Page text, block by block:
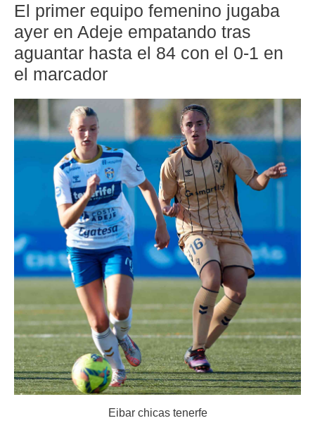
El primer equipo femenino jugaba
ayer en Adeje empatando tras
aguantar hasta el 84 con el 0-1 en
el marcador
Eibar chicas tenerfe